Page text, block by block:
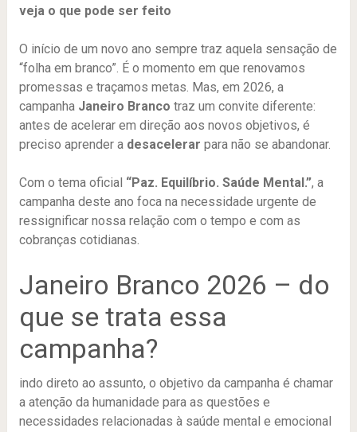
veja o que pode ser feito
O início de um novo ano sempre traz aquela sensação de
“folha em branco”. É o momento em que renovamos
promessas e traçamos metas. Mas, em 2026, a
campanha Janeiro Branco traz um convite diferente:
antes de acelerar em direção aos novos objetivos, é
preciso aprender a desacelerar para não se abandonar.
Com o tema oficial “Paz. Equilíbrio. Saúde Mental.”, a
campanha deste ano foca na necessidade urgente de
ressignificar nossa relação com o tempo e com as
cobranças cotidianas.
Janeiro Branco 2026 – do
que se trata essa
campanha?
indo direto ao assunto, o objetivo da campanha é chamar
a atenção da humanidade para as questões e
necessidades relacionadas à saúde mental e emocional